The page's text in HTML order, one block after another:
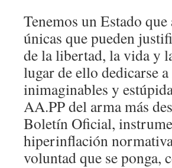
Tenemos un Estado
únicas que pueden
de la libertad, la vida y
lugar de ello dedicarse
inimaginables y
AA.PP del arma más
Boletín Oficial,
hiperinflación
voluntad que se ponga,